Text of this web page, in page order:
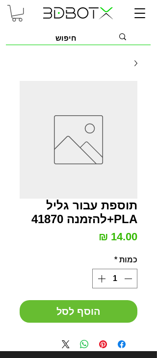
תוספת עבור גליל
PLA+להזמנה 41870
כמות *
הוסף לסל